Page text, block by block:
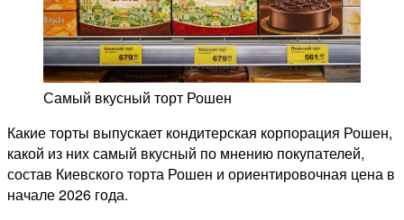
Самый вкусный торт Рошен
Какие торты выпускает кондитерская корпорация Рошен,
какой из них самый вкусный по мнению покупателей,
состав Киевского торта Рошен и ориентировочная цена в
начале 2026 года.